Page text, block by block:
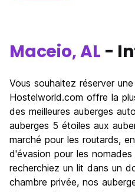
Maceio, AL -
Vous souhaitez réserver
Hostelworld.com offre la
des meilleures auberges
auberges 5 étoiles aux
marché pour les routards,
d'évasion pour les nomades
recherchiez un lit dans un
chambre privée, nos